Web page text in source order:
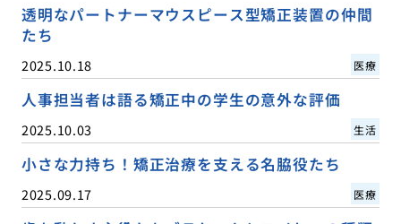
透明なパートナーマウスピース型矯正装置の仲間
たち
2025.10.18 医療
人事担当者は語る矯正中の学生の意外な評価
2025.10.03 生活
小さな力持ち！矯正治療を支える名脇役たち
2025.09.17 医療